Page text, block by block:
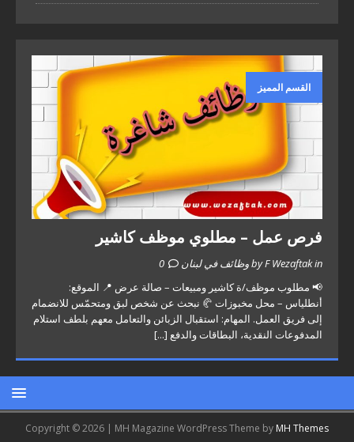
القسم المميز
فرص عمل – مطلوي موظف كاشير
by F Wezaftak in وظائف في لبنان
0
📢 مطلوب موظف/ة كاشير ومبيعات – صالة عرض 📍 الموقع:
أنطلياس – محل مخبوزات 🥐 نبحث عن شخص لبق ومتحمّس للانضمام
إلى فريق العمل. المهام: استقبال الزبائن والتعامل معهم بلطف استلام
المدفوعات النقدية، البطاقات والدفع [...]
Copyright © 2026 | MH Magazine WordPress Theme by MH Themes